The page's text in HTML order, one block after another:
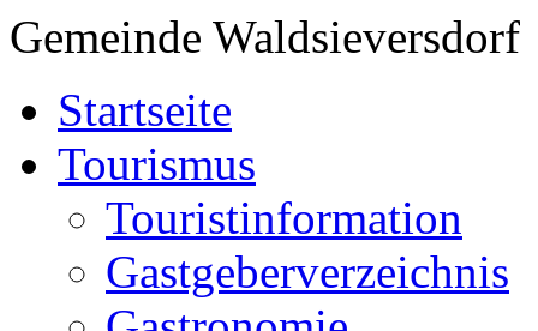
Gemeinde Waldsieversdorf
Startseite
Tourismus
Touristinformation
Gastgeberverzeichnis